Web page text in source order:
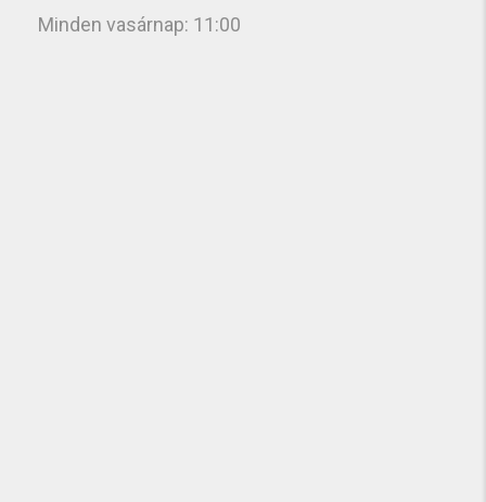
Minden vasárnap: 11:00